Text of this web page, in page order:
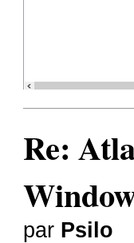
Re:
par Psilo